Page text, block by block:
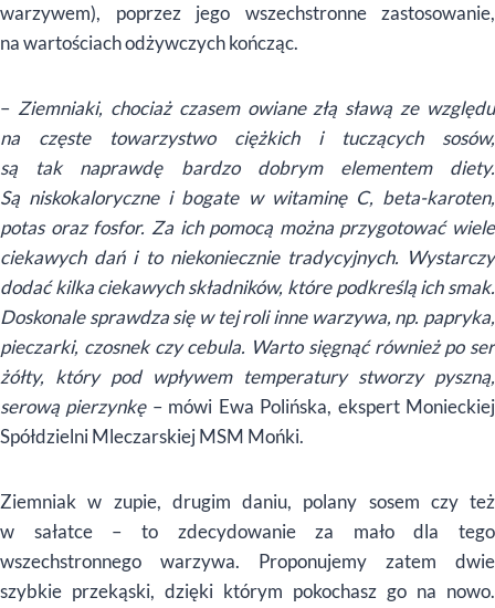
warzywem), poprzez jego wszechstronne zastosowanie,
na wartościach odżywczych kończąc.
– Ziemniaki, chociaż czasem owiane złą sławą ze względu
na częste towarzystwo ciężkich i tuczących sosów,
są tak naprawdę bardzo dobrym elementem diety.
Są niskokaloryczne i bogate w witaminę C, beta-karoten,
potas oraz fosfor. Za ich pomocą można przygotować wiele
ciekawych dań i to niekoniecznie tradycyjnych. Wystarczy
dodać kilka ciekawych składników, które podkreślą ich smak.
Doskonale sprawdza się w tej roli inne warzywa, np. papryka,
pieczarki, czosnek czy cebula. Warto sięgnąć również po ser
żółty, który pod wpływem temperatury stworzy pyszną,
serową pierzynkę– mówi Ewa Polińska, ekspert Monieckiej
Spółdzielni Mleczarskiej MSM Mońki.
Ziemniak w zupie, drugim daniu, polany sosem czy też
w sałatce – to zdecydowanie za mało dla tego
wszechstronnego warzywa. Proponujemy zatem dwie
szybkie przekąski, dzięki którym pokochasz go na nowo.